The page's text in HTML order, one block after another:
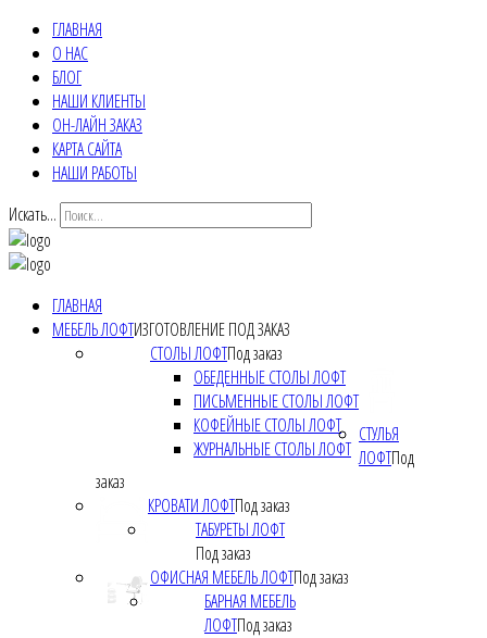
ГЛАВНАЯ
О НАС
БЛОГ
НАШИ КЛИЕНТЫ
ОН-ЛАЙН ЗАКАЗ
КАРТА САЙТА
НАШИ РАБОТЫ
Искать...
ГЛАВНАЯ
МЕБЕЛЬ ЛОФТИЗГОТОВЛЕНИЕ ПОД ЗАКАЗ
СТОЛЫ ЛОФТПод заказ
ОБЕДЕННЫЕ СТОЛЫ ЛОФТ
ПИСЬМЕННЫЕ СТОЛЫ ЛОФТ
КОФЕЙНЫЕ СТОЛЫ ЛОФТ
ЖУРНАЛЬНЫЕ СТОЛЫ ЛОФТ
СТУЛЬЯ
ЛОФТПод
заказ
КРОВАТИ ЛОФТПод заказ
ТАБУРЕТЫ ЛОФТ
Под заказ
ОФИСНАЯ МЕБЕЛЬ ЛОФТПод заказ
БАРНАЯ МЕБЕЛЬ
ЛОФТПод заказ